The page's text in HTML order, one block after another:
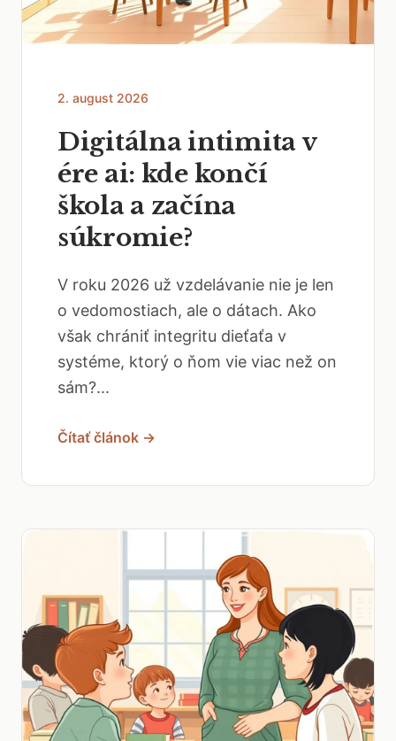
2. august 2026
Digitálna intimita v
ére ai: kde končí
škola a začína
súkromie?
V roku 2026 už vzdelávanie nie je len
o vedomostiach, ale o dátach. Ako
však chrániť integritu dieťaťa v
systéme, ktorý o ňom vie viac než on
sám?...
Čítať článok →